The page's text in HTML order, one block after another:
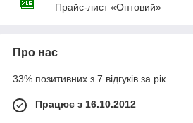
Прайс-лист «Оптовий»
Про нас
33% позитивних з 7 відгуків за рік
Працює з 16.10.2012